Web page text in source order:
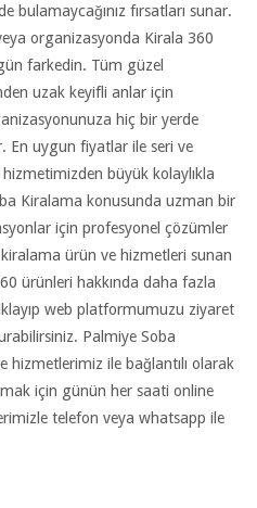
bulamaycağınız fırsatları sunar.
organizasyonda Kirala 360
farkedin. Tüm güzel
uzak keyifli anlar için
hiç bir yerde
En uygun fiyatlar ile seri ve
büyük kolaylıkla
Kiralama konusunda uzman bir
için profesyonel çözümler
ürün ve hizmetleri sunan
ürünleri hakkında daha fazla
web platformumuzu ziyaret
Palmiye Soba
ile bağlantılı olarak
için günün her saati online
telefon veya whatsapp ile